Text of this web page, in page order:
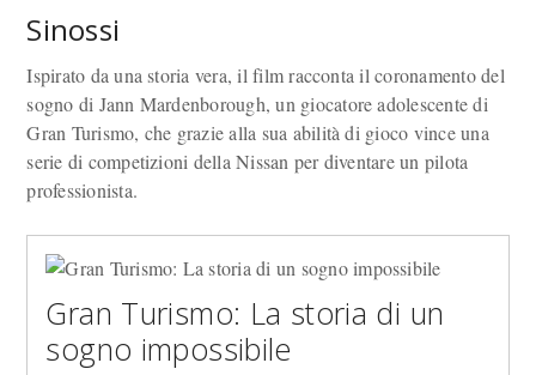
Sinossi
Ispirato da una storia vera, il film racconta il coronamento del
sogno di Jann Mardenborough, un giocatore adolescente di
Gran Turismo, che grazie alla sua abilità di gioco vince una
serie di competizioni della Nissan per diventare un pilota
professionista.
Gran Turismo: La storia di un
sogno impossibile